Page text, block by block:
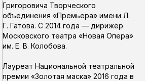
Григоровича Творческого
объединения «Премьера» имени Л.
Г. Гатова. С 2014 года — дирижёр
Московского театра «Новая Опера»
им. Е. В. Колобова.
Лауреат Национальной театральной
премии «Золотая маска» 2016 года в